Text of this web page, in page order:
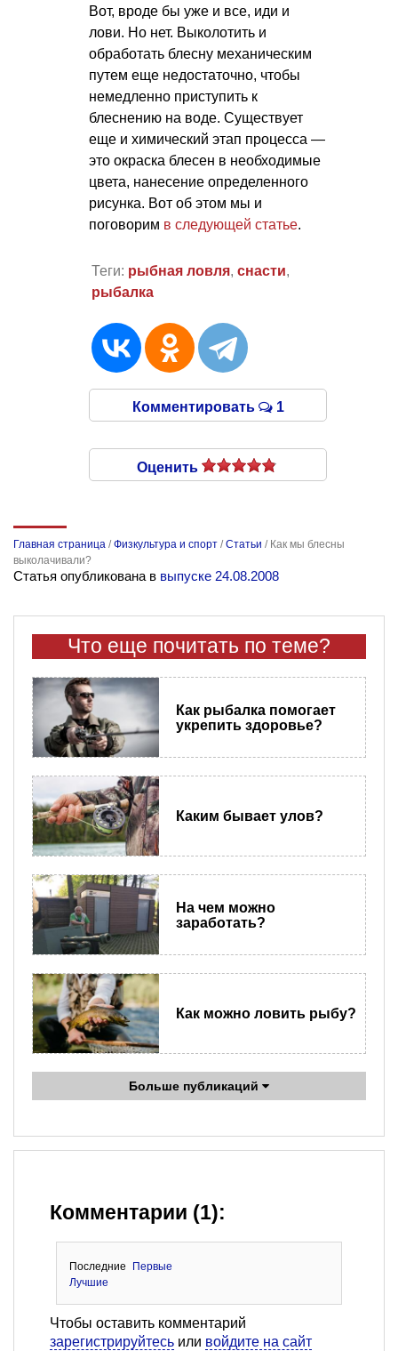
Вот, вроде бы уже и все, иди и
лови. Но нет. Выколотить и
обработать блесну механическим
путем еще недостаточно, чтобы
немедленно приступить к
блеснению на воде. Существует
еще и химический этап процесса —
это окраска блесен в необходимые
цвета, нанесение определенного
рисунка. Вот об этом мы и
поговорим в следующей статье.
Теги: рыбная ловля, снасти,
рыбалка
Комментировать 1
Оценить
Главная страница /Физкультура и спорт /Статьи / Как мы блесны
выколачивали?
Статья опубликована в выпуске 24.08.2008
Что еще почитать по теме?
Как рыбалка помогает
укрепить здоровье?
Каким бывает улов?
На чем можно
заработать?
Как можно ловить рыбу?
Больше публикаций
Комментарии (1):
Последние
Первые
Лучшие
Чтобы оставить комментарий
зарегистрируйтесь или войдите на сайт